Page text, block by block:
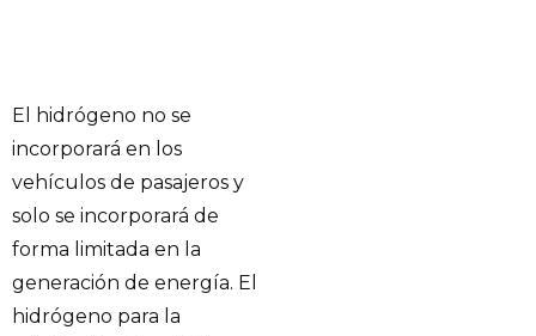
El hidrógeno no se
incorporará en los
vehículos de pasajeros y
solo se incorporará de
forma limitada en la
generación de energía. El
hidrógeno para la